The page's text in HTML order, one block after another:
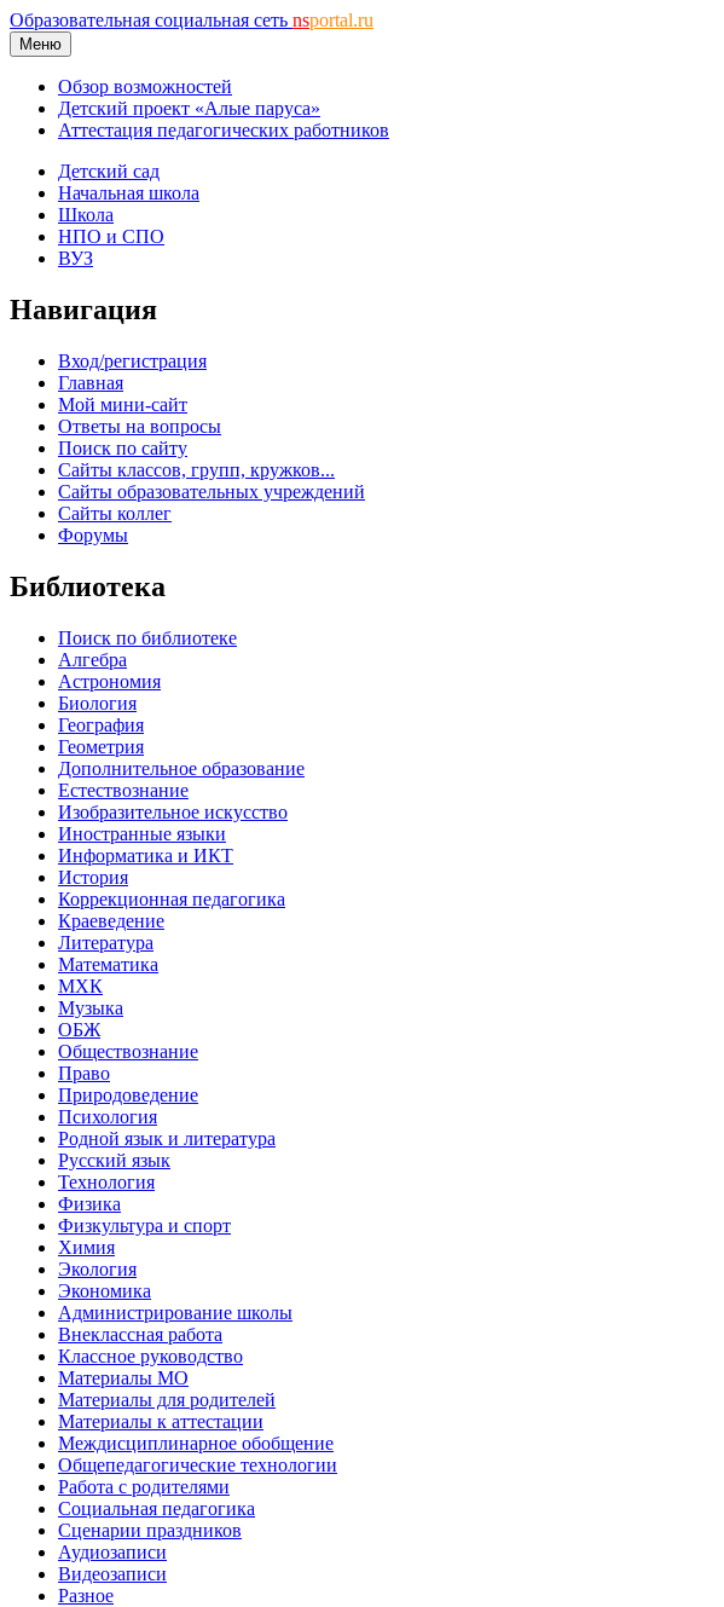
Образовательная социальная сеть nsportal.ru
Меню
Обзор возможностей
Детский проект «Алые паруса»
Аттестация педагогических работников
Детский сад
Начальная школа
Школа
НПО и СПО
ВУЗ
Навигация
Вход/регистрация
Главная
Мой мини-сайт
Ответы на вопросы
Поиск по сайту
Сайты классов, групп, кружков...
Сайты образовательных учреждений
Сайты коллег
Форумы
Библиотека
Поиск по библиотеке
Алгебра
Астрономия
Биология
География
Геометрия
Дополнительное образование
Естествознание
Изобразительное искусство
Иностранные языки
Информатика и ИКТ
История
Коррекционная педагогика
Краеведение
Литература
Математика
МХК
Музыка
ОБЖ
Обществознание
Право
Природоведение
Психология
Родной язык и литература
Русский язык
Технология
Физика
Физкультура и спорт
Химия
Экология
Экономика
Администрирование школы
Внеклассная работа
Классное руководство
Материалы МО
Материалы для родителей
Материалы к аттестации
Междисциплинарное обобщение
Общепедагогические технологии
Работа с родителями
Социальная педагогика
Сценарии праздников
Аудиозаписи
Видеозаписи
Разное